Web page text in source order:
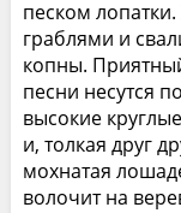
песком
граблями и
копны.
песни несутся
высокие
и, толкая друг
мохнатая
волочит на